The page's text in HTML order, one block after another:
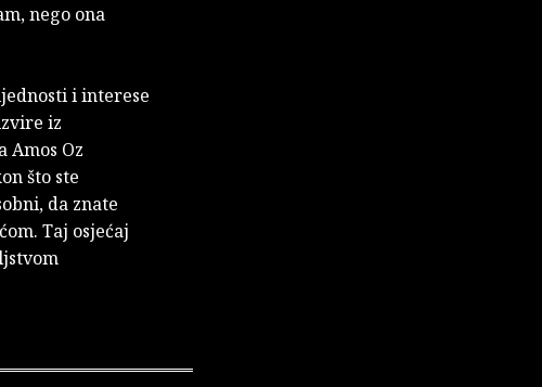
nego ona
i interese
iz
Amos Oz
što ste
da znate
Taj osjećaj